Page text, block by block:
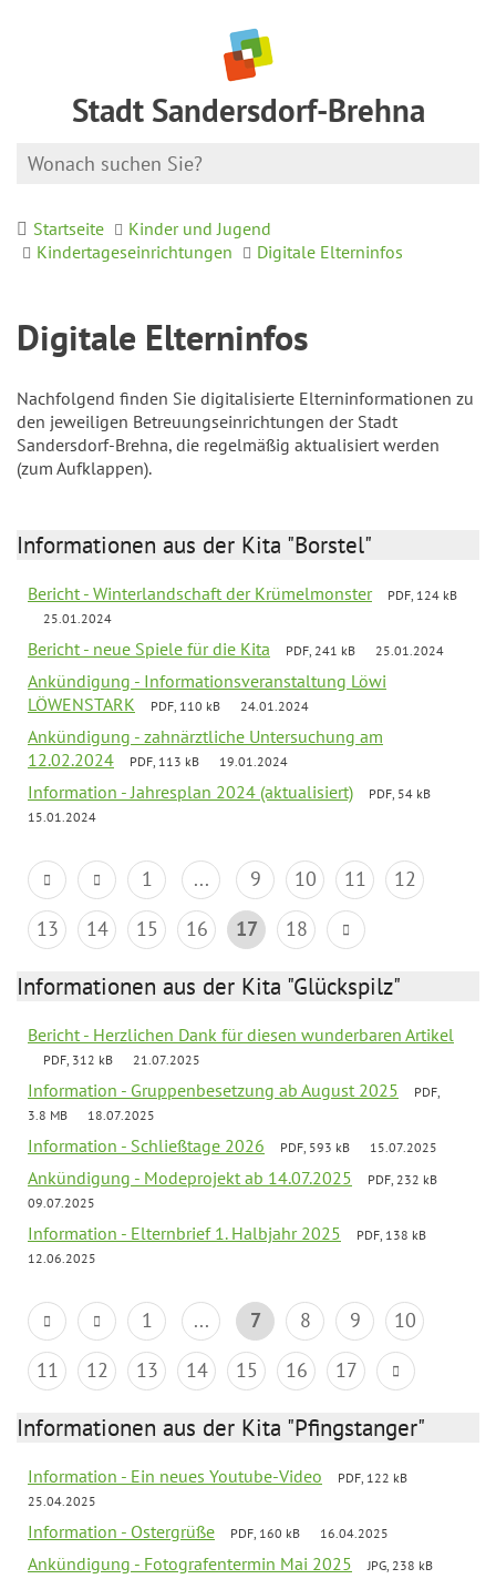
Stadt Sandersdorf-Brehna
Startseite
Kinder und Jugend
Kindertageseinrichtungen
Digitale Elterninfos
Digitale Elterninfos
Nachfolgend finden Sie digitalisierte Elterninformationen zu
den jeweiligen Betreuungseinrichtungen der Stadt
Sandersdorf-Brehna, die regelmäßig aktualisiert werden
(zum Aufklappen).
Informationen aus der Kita "Borstel"
Bericht - Winterlandschaft der Krümelmonster
PDF, 124 kB
25.01.2024
Bericht - neue Spiele für die Kita PDF, 241 kB 25.01.2024
Ankündigung - Informationsveranstaltung Löwi
LÖWENSTARK
PDF, 110 kB 24.01.2024
Ankündigung - zahnärztliche Untersuchung am
12.02.2024
PDF, 113 kB 19.01.2024
Information - Jahresplan 2024 (aktualisiert)
PDF, 54 kB
15.01.2024
1 ... 9 10 11
12
13
14 15 16 17 18
Informationen aus der Kita "Glückspilz"
Bericht - Herzlichen Dank für diesen wunderbaren Artikel
PDF, 312 kB 21.07.2025
Information - Gruppenbesetzung ab August 2025
PDF,
3.8 MB
18.07.2025
Information - Schließtage 2026 PDF, 593 kB 15.07.2025
Ankündigung - Modeprojekt ab 14.07.2025
PDF, 232 kB
09.07.2025
Information - Elternbrief 1. Halbjahr 2025
PDF, 138 kB
12.06.2025
1 ... 7 8 9
10
11
12 13 14 15 16 17
Informationen aus der Kita "Pfingstanger"
Information - Ein neues Youtube-Video
PDF, 122 kB
25.04.2025
Information - Ostergrüße PDF, 160 kB 16.04.2025
Ankündigung - Fotografentermin Mai 2025
JPG, 238 kB